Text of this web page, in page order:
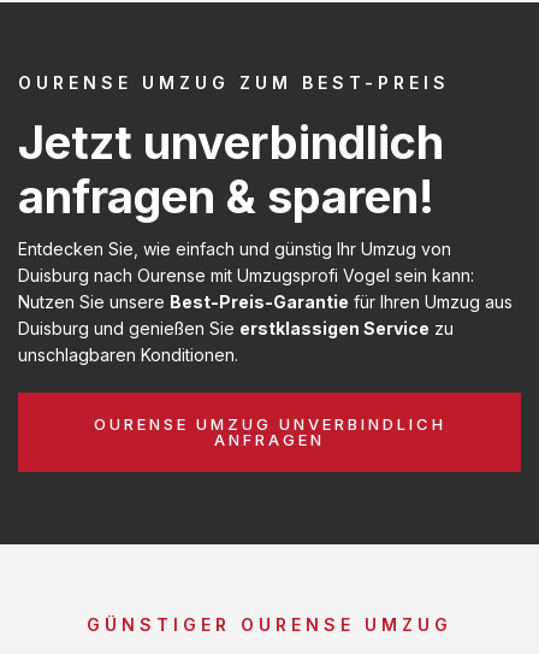
OURENSE UMZUG ZUM BEST-PREIS
Jetzt unverbindlich
anfragen & sparen!
Entdecken Sie, wie einfach und günstig Ihr Umzug von
Duisburg nach Ourense mit Umzugsprofi Vogel sein kann:
Nutzen Sie unsere Best-Preis-Garantie für Ihren Umzug aus
Duisburg und genießen Sie erstklassigen Service zu
unschlagbaren Konditionen.
OURENSE UMZUG UNVERBINDLICH
ANFRAGEN
GÜNSTIGER OURENSE UMZUG